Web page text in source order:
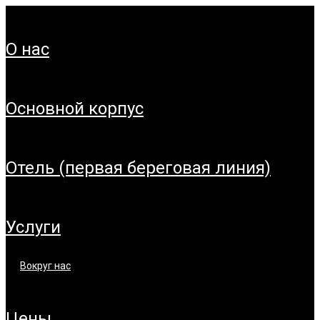
о нас
основной корпус
отель (первая береговая линия)
услуги
вокруг нас